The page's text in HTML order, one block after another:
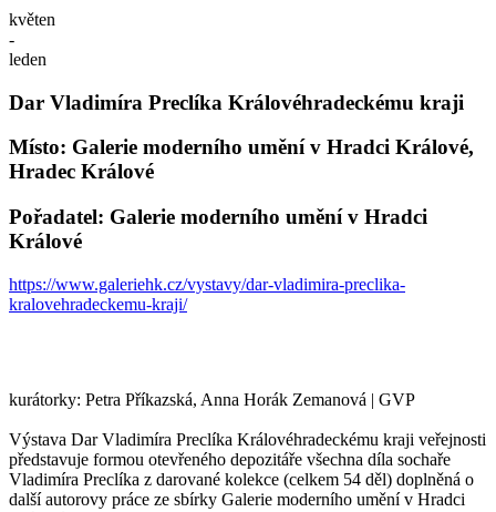
květen
-
leden
Dar Vladimíra Preclíka Královéhradeckému kraji
Místo: Galerie moderního umění v Hradci Králové,
Hradec Králové
Pořadatel: Galerie moderního umění v Hradci
Králové
https://www.galeriehk.cz/vystavy/dar-vladimira-preclika-
kralovehradeckemu-kraji/
kurátorky: Petra Příkazská, Anna Horák Zemanová | GVP
Výstava Dar Vladimíra Preclíka Královéhradeckému kraji veřejnosti
představuje formou otevřeného depozitáře všechna díla sochaře
Vladimíra Preclíka z darované kolekce (celkem 54 děl) doplněná o
další autorovy práce ze sbírky Galerie moderního umění v Hradci